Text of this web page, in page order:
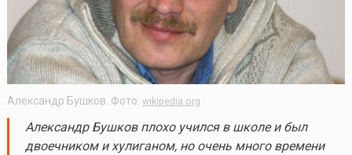
Александр Бушков. Фото: wikipedia.org
Александр Бушков плохо учился в школе и был
двоечником и хулиганом, но очень много времени